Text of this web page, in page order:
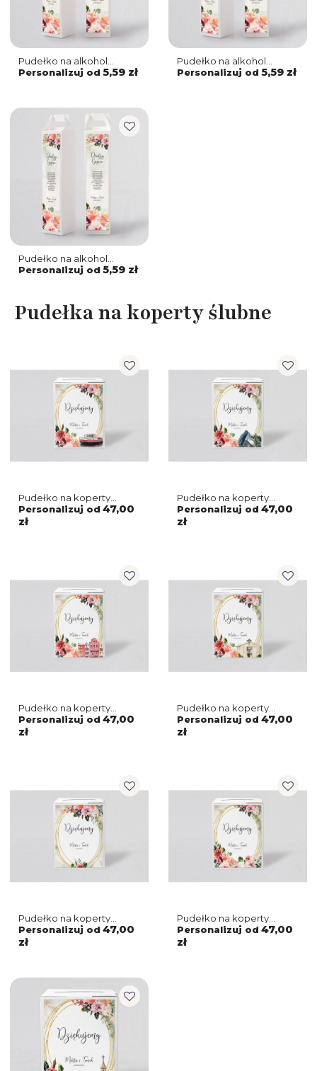
Pudełko na alkohol
Spring Love Motyw 3
Personalizuj od 5,59 zł
Pudełko na alkohol
Spring Love Motyw 2
Personalizuj od 5,59 zł
Pudełko na alkohol
Spring Love Motyw 1
Personalizuj od 5,59 zł
Pudełka na koperty ślubne
Pudełko na koperty
i pieniądze Spring Love
Motyw 7
Personalizuj od 47,00
zł
Pudełko na koperty
i pieniądze Spring Love
Motyw 6
Personalizuj od 47,00
zł
Pudełko na koperty
i pieniądze Spring Love
Motyw 5
Personalizuj od 47,00
zł
Pudełko na koperty
i pieniądze Spring Love
Motyw 4
Personalizuj od 47,00
zł
Pudełko na koperty
i pieniądze Spring Love
Motyw 3
Personalizuj od 47,00
zł
Pudełko na koperty
i pieniądze Spring Love
Motyw 2
Personalizuj od 47,00
zł